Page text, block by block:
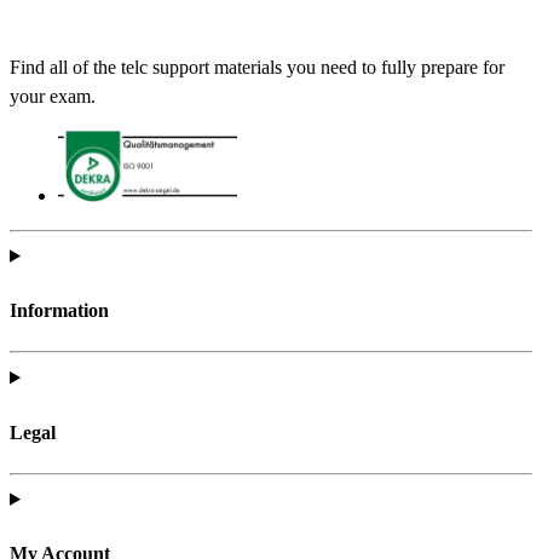
Find all of the telc support materials you need to fully prepare for
your exam.
Information
Legal
My Account